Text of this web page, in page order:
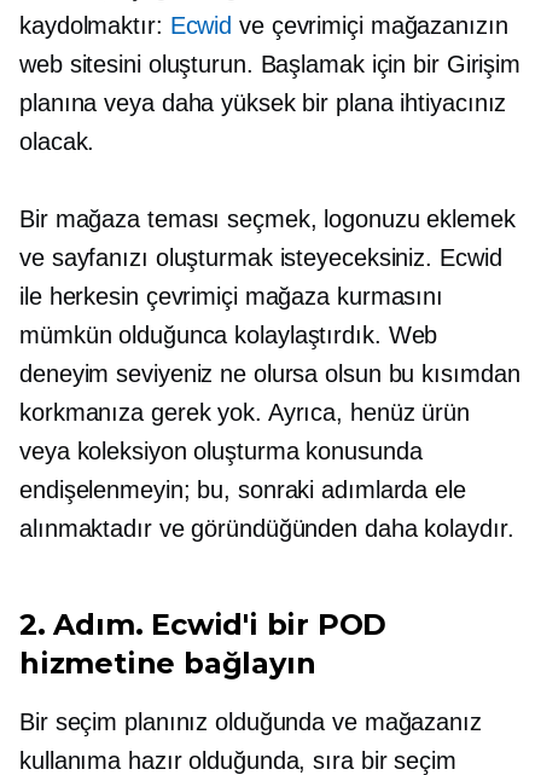
kaydolmaktır: Ecwid ve çevrimiçi mağazanızın
web sitesini oluşturun. Başlamak için bir Girişim
planına veya daha yüksek bir plana ihtiyacınız
olacak.
Bir mağaza teması seçmek, logonuzu eklemek
ve sayfanızı oluşturmak isteyeceksiniz. Ecwid
ile herkesin çevrimiçi mağaza kurmasını
mümkün olduğunca kolaylaştırdık. Web
deneyim seviyeniz ne olursa olsun bu kısımdan
korkmanıza gerek yok. Ayrıca, henüz ürün
veya koleksiyon oluşturma konusunda
endişelenmeyin; bu, sonraki adımlarda ele
alınmaktadır ve göründüğünden daha kolaydır.
2. Adım. Ecwid'i bir POD
hizmetine bağlayın
Bir seçim planınız olduğunda ve mağazanız
kullanıma hazır olduğunda, sıra bir seçim